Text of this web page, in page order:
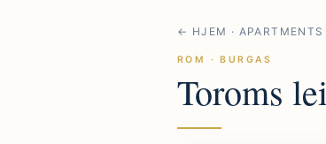
← HJEM · APARTMENTS
ROM · BURGAS
Toroms